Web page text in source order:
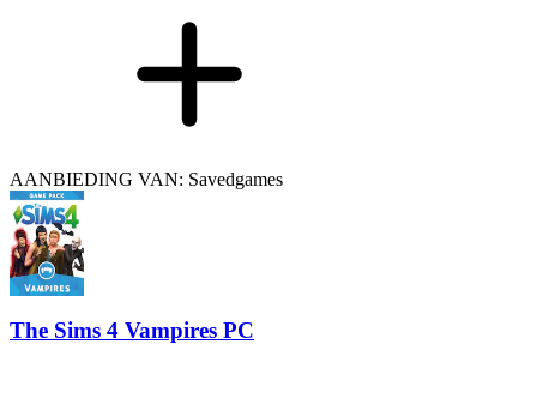
AANBIEDING VAN: Savedgames
The Sims 4 Vampires PC